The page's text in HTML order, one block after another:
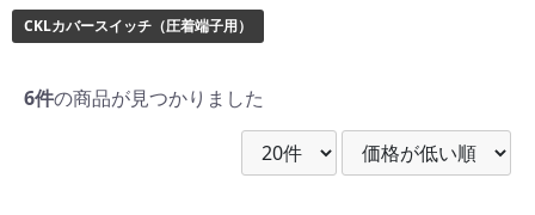
CKLカバースイッチ（圧着端子用）
6件の商品が見つかりました